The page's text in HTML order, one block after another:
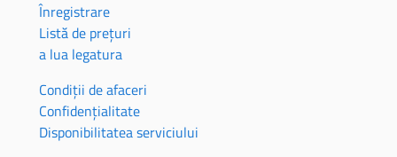
Înregistrare
Listă de prețuri
a lua legatura
Condiții de afaceri
Confidențialitate
Disponibilitatea serviciului